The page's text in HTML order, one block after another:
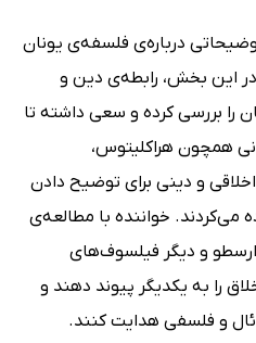
درباره‌ی فلسفه‌ی یونان
این بخش، رابطه‌ی دین و
را بررسی کرده و سعی داشته تا
همچون هراکلیتوس،
و دینی برای توضیح دادن
می‌کردند. خواننده با مطالعه‌ی
و دیگر فیلسوف‌های
را به یکدیگر پیوند دهند و
و فلسفی هدایت کنند.